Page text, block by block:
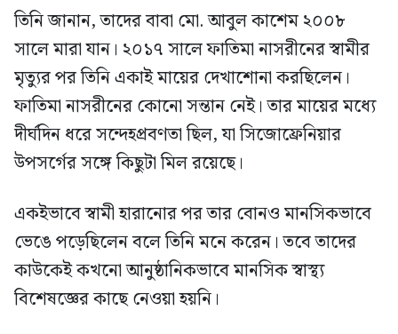
তিনি জানান, তাদের বাবা মো. আবুল কাশেম ২০০৮
সালে মারা যান। ২০১৭ সালে ফাতিমা নাসরীনের স্বামীর
মৃত্যুর পর তিনি একাই মায়ের দেখাশোনা করছিলেন।
ফাতিমা নাসরীনের কোনো সন্তান নেই। তার মায়ের মধ্যে
দীর্ঘদিন ধরে সন্দেহপ্রবণতা ছিল, যা সিজোফ্রেনিয়ার
উপসর্গের সঙ্গে কিছুটা মিল রয়েছে।
একইভাবে স্বামী হারানোর পর তার বোনও মানসিকভাবে
ভেঙে পড়েছিলেন বলে তিনি মনে করেন। তবে তাদের
কাউকেই কখনো আনুষ্ঠানিকভাবে মানসিক স্বাস্থ্য
বিশেষজ্ঞের কাছে নেওয়া হয়নি।